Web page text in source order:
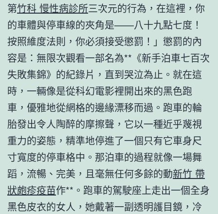
第竹科 慢性病診所三次元的行為，在這裡，你
的車體與停車線的夾角是——八十九點七度！
按照維度法則，你必須接受懲罰！」懲罰的內
容是：無限次觀看一部名為**《新手泊車七百次
失敗集錦》的紀錄片，直到哭泣為止。就在這
時，一輛像是從科幻電影裡開出來的黑色跑
車，優雅地從網格的邊緣漂移而過。跑車的輪
胎發出令人陶醉的摩擦聲，它以一種近乎蔑視
重力的姿態，精準地停進了一個只有它車身尺
寸寬度的停車格中。那泊車的過程就像一場舞
蹈，流暢、完美，且毫無任何多餘的動新竹 帶
狀皰疹疫苗作**。跑車的駕駛座上走出一個全身
黑色皮衣的女人，她戴著一副透明護目鏡，冷